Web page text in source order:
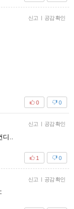
신고 | 공감 확인
0
0
신고 | 공감 확인
디..
0
1
신고 | 공감 확인